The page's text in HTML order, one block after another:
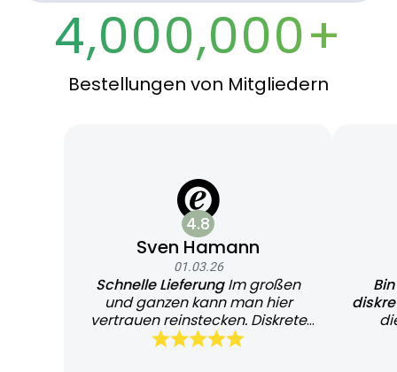
4,000,000+
Bestellungen von Mitgliedern
4.8
Sven Hamann
01.03.26
Schnelle LieferungIm großen
und ganzen kann man hier
vertrauen reinstecken. Diskrete
und schnelle Lieferung